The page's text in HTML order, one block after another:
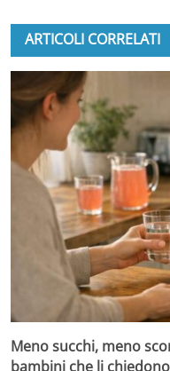
ARTICOLI CORRELATI
Meno succhi, meno
bambini che li